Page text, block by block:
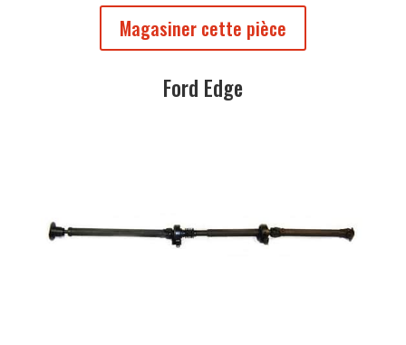
Magasiner cette pièce
Ford Edge